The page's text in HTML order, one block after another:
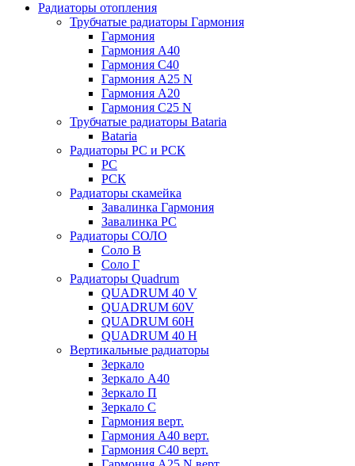
Радиаторы отопления
Трубчатые радиаторы Гармония
Гармония
Гармония А40
Гармония С40
Гармония А25 N
Гармония А20
Гармония С25 N
Трубчатые радиаторы Bataria
Bataria
Радиаторы РС и РСК
РС
РСК
Радиаторы скамейка
Завалинка Гармония
Завалинка РС
Радиаторы СОЛО
Соло В
Соло Г
Радиаторы Quadrum
QUADRUM 40 V
QUADRUM 60V
QUADRUM 60H
QUADRUM 40 H
Вертикальные радиаторы
Зеркало
Зеркало А40
Зеркало П
Зеркало С
Гармония верт.
Гармония А40 верт.
Гармония С40 верт.